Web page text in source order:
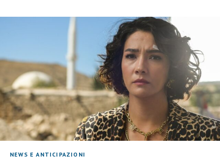
NEWS E ANTICIPAZIONI